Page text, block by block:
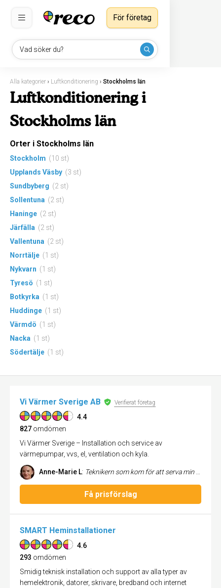
Vad söker du?
För företag
Alla kategorier › Luftkonditionering › Stockholms län
Luftkonditionering i
Stockholms län
Orter i Stockholms län
Stockholm (10 st)
Upplands Väsby (3 st)
Sundbyberg (2 st)
Sollentuna (2 st)
Haninge (2 st)
Järfälla (2 st)
Vallentuna (2 st)
Norrtälje (1 st)
Nykvarn (1 st)
Tyresö (1 st)
Botkyrka (1 st)
Huddinge (1 st)
Värmdö (1 st)
Nacka (1 st)
Södertälje (1 st)
Vi Värmer Sverige AB Verifierat företag
4.4
827 omdömen
Vi Värmer Sverige – Installation och service av
värmepumpar, vvs, el, ventilation och kyla.
Anne-Marie L: Teknikern som kom för att serva min gamla värmepump var en mycket trevlig tekniker med lång erfarenhet av att serva pumpar. Vi Värmer Sverige AB är ett företag jag gärna rekommenderar.
Få prisförslag
SMART Heminstallationer
4.6
293 omdömen
Smidig teknisk installation och support av alla typer av
hemelektronik, datorer, skrivare, bredband och internet